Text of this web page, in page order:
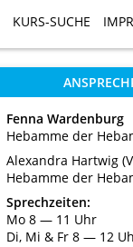
KURS-SUCHE
KURS-SUCHE
Fenna Wardenburg
Hebamme der
Alexandra Hartwig
Hebamme der
Sprechzeiten:
Mo 8 ― 11 Uhr
Di, Mi & Fr 8 ― 12